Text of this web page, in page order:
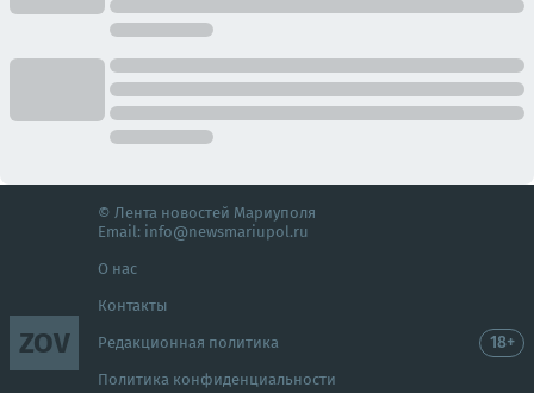
ZOV
© Лента новостей Мариуполя
Email: info@newsmariupol.ru
О нас
Контакты
Редакционная политика
Политика конфиденциальности
18+